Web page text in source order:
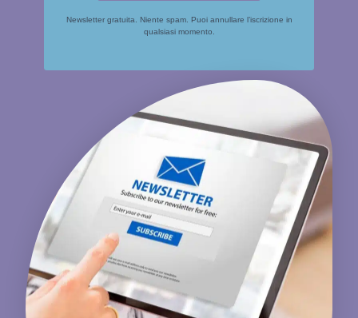
Newsletter gratuita. Niente spam. Puoi annullare l’iscrizione in
qualsiasi momento.